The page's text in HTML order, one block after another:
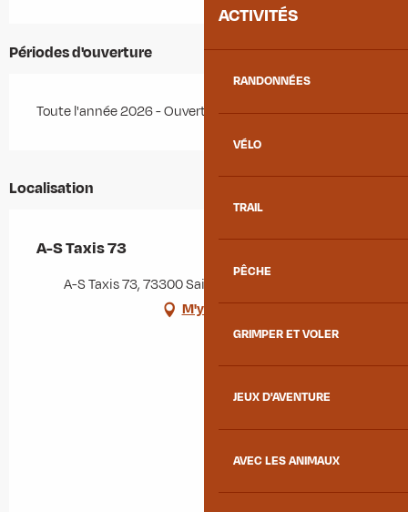
ACTIVITÉS
RANDONNÉES
VÉLO
TRAIL
PÊCHE
GRIMPER ET VOLER
JEUX D'AVENTURE
AVEC LES ANIMAUX
Périodes d'ouverture
Toute l'année 2026 - Ouvert tous les jours
Localisation
A-S Taxis 73
A-S Taxis 73, 73300 Saint-Jean-de-Maurienne
M'y rendre